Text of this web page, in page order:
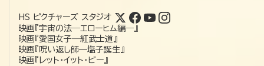
HS ピクチャーズ スタジオ
映画『宇宙の法―エローヒム編―』
映画『愛国女子―紅武士道』
映画『呪い返し師—塩子誕生』
映画『レット・イット・ビー』